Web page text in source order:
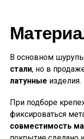
В основном
стали, но в
латунные изделия.
При подборе
фиксироваться
совместимость